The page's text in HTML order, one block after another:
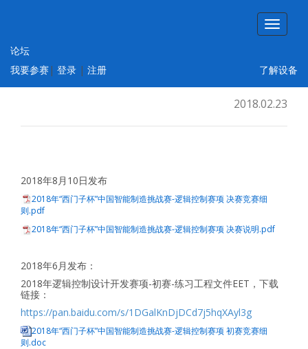
论坛
我要参赛 | 登录 | 注册 了解设备
2018年“西门子杯”中国智能制造挑战赛 逻辑
控制设计开发赛项
2018.02.23
2018年8月10日发布
2018年“西门子杯”中国智能制造挑战赛-逻辑控制赛项 决赛竞赛细
则.pdf
2018年“西门子杯”中国智能制造挑战赛-逻辑控制赛项 决赛说明.pdf
2018年6月发布：
2018年逻辑控制设计开发赛项-初赛-练习工程文件EET，下载
链接：
https://pan.baidu.com/s/1DGalKnDjDCd7j5hqXAyl3g
2018年“西门子杯”中国智能制造挑战赛-逻辑控制赛项 初赛竞赛细
则.doc